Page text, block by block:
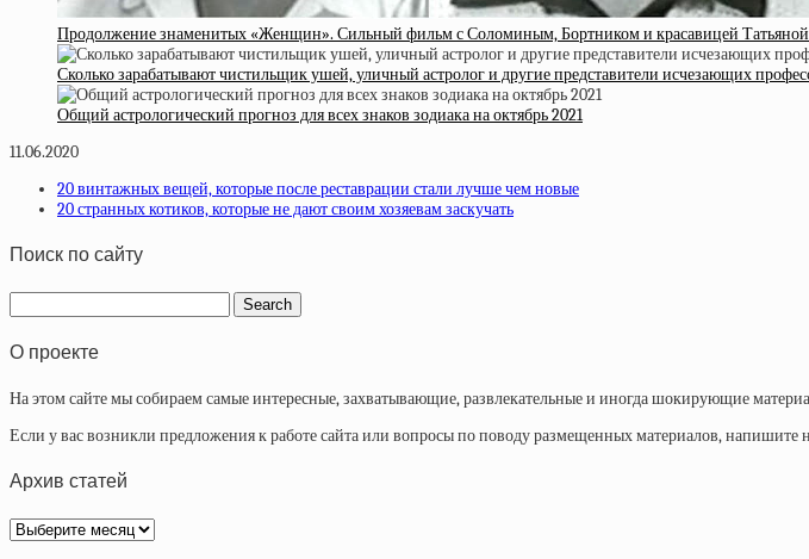
Продолжение знаменитых «Женщин». Сильный фильм с Соломиным, Бортником и красавицей
Сколько зарабатывают чистильщик ушей, уличный астролог и другие представители исчезающих
Общий астрологический прогноз для всех знаков зодиака на октябрь 2021
11.06.2020
20 винтажных вещей, которые после реставрации стали лучше чем новые
20 странных котиков, которые не дают своим хозяевам заскучать
Поиск по сайту
О проекте
На этом сайте мы собираем самые интересные, захватывающие, развлекательные и иногда шокирующие
Если у вас возникли предложения к работе сайта или вопросы по поводу размещенных материалов, напишите
Архив статей
Архив
статей